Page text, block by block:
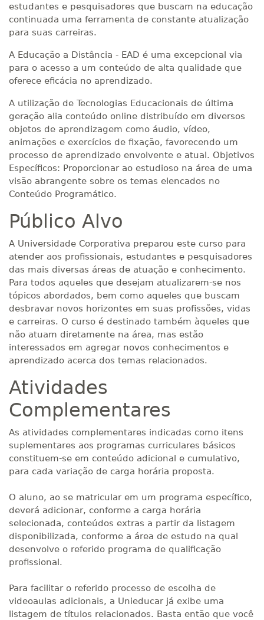
estudantes e pesquisadores que buscam na educação
continuada uma ferramenta de constante atualização
para suas carreiras.
A Educação a Distância - EAD é uma excepcional via
para o acesso a um conteúdo de alta qualidade que
oferece eficácia no aprendizado.
A utilização de Tecnologias Educacionais de última
geração alia conteúdo online distribuído em diversos
objetos de aprendizagem como áudio, vídeo,
animações e exercícios de fixação, favorecendo um
processo de aprendizado envolvente e atual. Objetivos
Específicos: Proporcionar ao estudioso na área de uma
visão abrangente sobre os temas elencados no
Conteúdo Programático.
Público Alvo
A Universidade Corporativa preparou este curso para
atender aos profissionais, estudantes e pesquisadores
das mais diversas áreas de atuação e conhecimento.
Para todos aqueles que desejam atualizarem-se nos
tópicos abordados, bem como aqueles que buscam
desbravar novos horizontes em suas profissões, vidas
e carreiras. O curso é destinado também àqueles que
não atuam diretamente na área, mas estão
interessados em agregar novos conhecimentos e
aprendizado acerca dos temas relacionados.
Atividades
Complementares
As atividades complementares indicadas como itens
suplementares aos programas curriculares básicos
constituem-se em conteúdo adicional e cumulativo,
para cada variação de carga horária proposta.
O aluno, ao se matricular em um programa específico,
deverá adicionar, conforme a carga horária
selecionada, conteúdos extras a partir da listagem
disponibilizada, conforme a área de estudo na qual
desenvolve o referido programa de qualificação
profissional.
Para facilitar o referido processo de escolha de
videoaulas adicionais, a Unieducar já exibe uma
listagem de títulos relacionados. Basta então que você